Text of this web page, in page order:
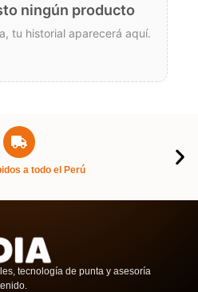
ningún producto
tu historial aparecerá aquí.
a todo el Perú
tecnología de punta y asesoría